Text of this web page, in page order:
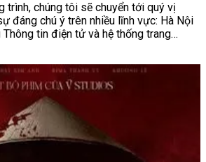
trình, chúng tôi sẽ chuyển tới quý vị
đáng chú ý trên nhiều lĩnh vực: Hà Nội
tin điện tử và hệ thống trang
- Liệt sĩ, cùng những nỗ lực tăng
giao thông, phòng, chống mua bán
nổi bật khác.